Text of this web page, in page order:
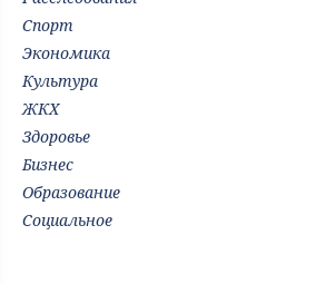
Спорт
Экономика
Культура
ЖКХ
Здоровье
Бизнес
Образование
Социальное